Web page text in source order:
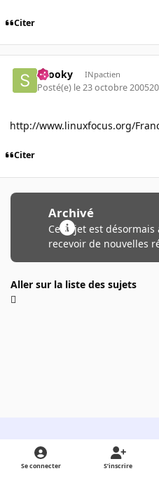
Citer
snooky INpactien
Posté(e) le 23 octobre 2005
http://www.linuxfocus.org/
Citer
Archivé
Ce sujet est
recevoir de nouvelles
Aller sur la liste des sujets
Light ModeDark ModeSystem Preference
Se connecter S’inscrire